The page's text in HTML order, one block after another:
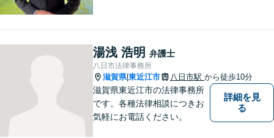
湯浅 浩明 弁護士
八日市法律事務所
滋賀県|東近江市 八日市駅 から徒歩10分
滋賀県東近江市の法律事務所
です。各種法律相談につきお
気軽にお電話ください。
詳細を見
る